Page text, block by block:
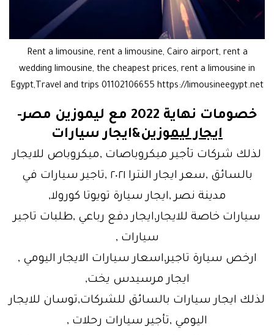
Rent a limousine, rent a limousine, Cairo airport, rent a
wedding limousine, the cheapest prices, rent a limousine in
Egypt,Travel and trips 01102106655 https://limousineegypt.net
خصومات نهاية 2022 مع ليموزين مصر-
ايجار ليموزين&ايجار سيارات
لذلك شركات تأجير ميكروباصات ,ميكروباص للايجار
بالسائق ,سعر ايجار النترا ٢٠٢١ ,تاجير سيارات في
مدينة نصر ,ايجار سيارة تويوتا كورولا,
سيارات خاصة للايجار,ايجار دفع رباعي ,طلبات تاجير
سيارات ,
ارخص سيارة تاجير,اسعار سيارات الايجار اليومي ,
ايجار مرسيدس يخت,
لذلك ايجار سيارات بالسائق للشركات,توسان للايجار
اليومي ,تأجير سيارات رحلات ,